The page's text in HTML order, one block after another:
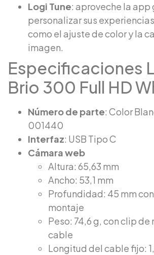
Logi Tune: aproveche la app
personalizar sus
como el ajuste de color y la
imagen.
Especificaciones
Brio 300 Full HD
Número de parte: Color
001440
Interfaz: USB Tipo C
Cámara web
Altura: 65,63 mm
Ancho: 53,1 mm
Profundidad: 45 mm
montaje
Peso: 74,6 g, con clip de
cable
Longitud del cable fijo: